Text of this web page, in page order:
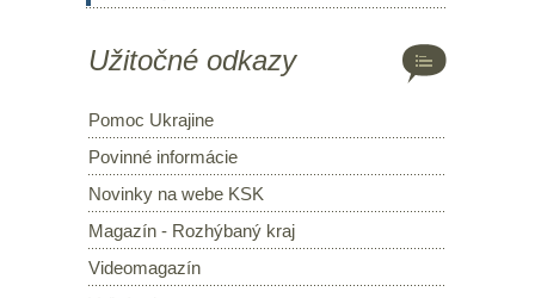
Užitočné odkazy
Pomoc Ukrajine
Povinné informácie
Novinky na webe KSK
Magazín - Rozhýbaný kraj
Videomagazín